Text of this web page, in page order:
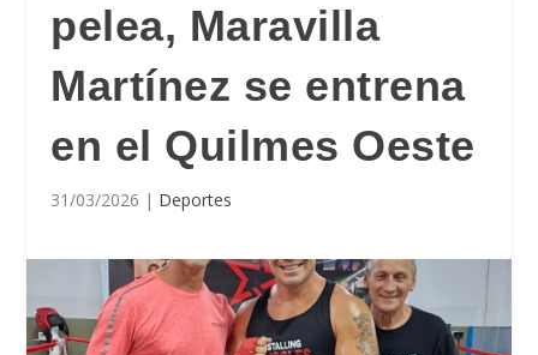
pelea, Maravilla
Martínez se entrena
en el Quilmes Oeste
31/03/2026 | Deportes